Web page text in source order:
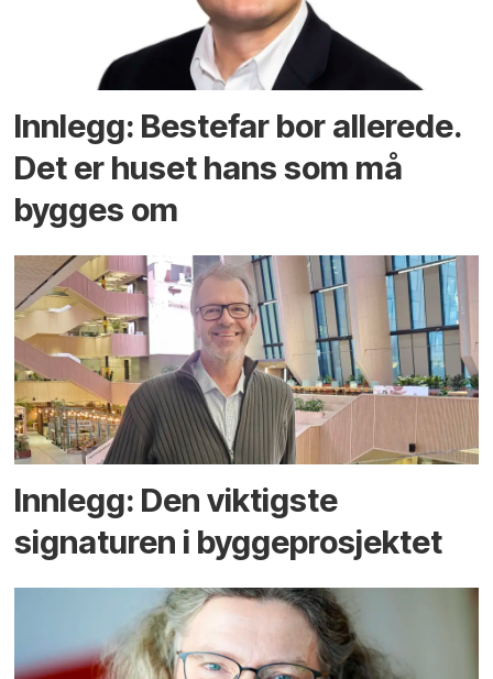
Innlegg: Bestefar bor allerede.
Det er huset hans som må
bygges om
Innlegg: Den viktigste
signaturen i bygge­­prosjektet